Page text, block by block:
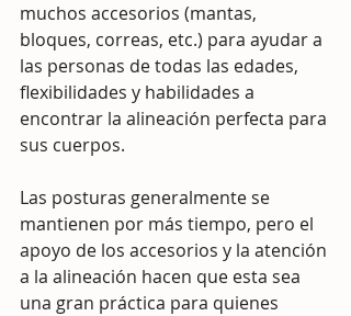
muchos accesorios (mantas,
bloques, correas, etc.) para ayudar a
las personas de todas las edades,
flexibilidades y habilidades a
encontrar la alineación perfecta para
sus cuerpos.
Las posturas generalmente se
mantienen por más tiempo, pero el
apoyo de los accesorios y la atención
a la alineación hacen que esta sea
una gran práctica para quienes